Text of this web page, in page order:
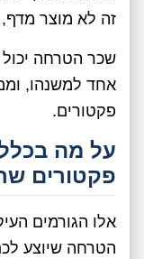
זה לא מוצר מדף,
שכר הטרחה
אחד למשנהו,
פקטורים.
פקטורים
אלו הגורמים
הטרחה שיוצע